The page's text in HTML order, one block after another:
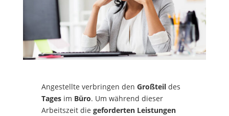
Angestellte verbringen den Großteildes
Tagesim Büro. Um während dieser
Arbeitszeit die geforderten Leistungen